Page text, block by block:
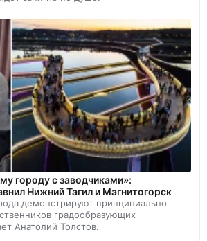
городу с заводчиками»:
Нижний Тагил и Магнитогорск
демонстрируют принципиально
градообразующих
Анатолий Толстов.